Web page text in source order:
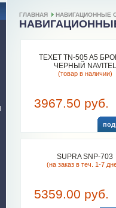
ГЛАВНАЯ НАВИГАЦИОННЫЕ
TEXET TN-505 A5
ЧЕРНЫЙ NAVITEL
(товар в наличии)
3967.50 руб.
SUPRA SNP-703
(на заказ в теч. 1-7
5359.00 руб.